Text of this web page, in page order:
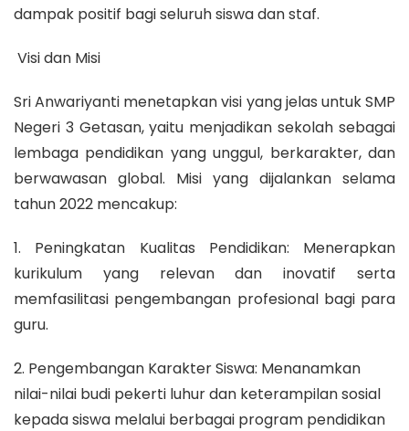
dampak positif bagi seluruh siswa dan staf.
Visi dan Misi
Sri Anwariyanti menetapkan visi yang jelas untuk SMP
Negeri 3 Getasan, yaitu menjadikan sekolah sebagai
lembaga pendidikan yang unggul, berkarakter, dan
berwawasan global. Misi yang dijalankan selama
tahun 2022 mencakup:
1. Peningkatan Kualitas Pendidikan: Menerapkan
kurikulum yang relevan dan inovatif serta
memfasilitasi pengembangan profesional bagi para
guru.
2. Pengembangan Karakter Siswa: Menanamkan
nilai-nilai budi pekerti luhur dan keterampilan sosial
kepada siswa melalui berbagai program pendidikan